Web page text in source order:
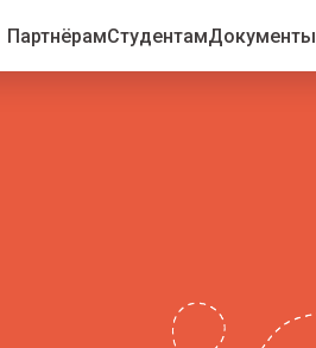
ПартнёрамСтудентамДокументы